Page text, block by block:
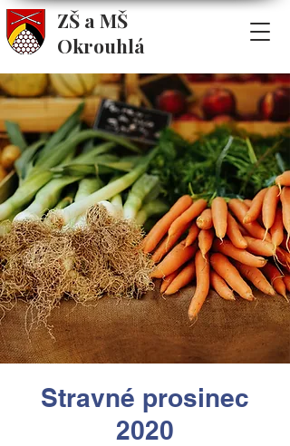
ZŠ a MŠ
Okrouhlá
Stravné prosinec
2020